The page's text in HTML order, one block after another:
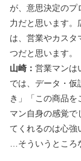
が、意思決定のプ
力だと思います
は、営業やカスタ
つだと思います。
山崎： 営業マンは
では、データ・仮
き」「この商品
マン自身の感覚で
てくれるのは心強
…そういうところ